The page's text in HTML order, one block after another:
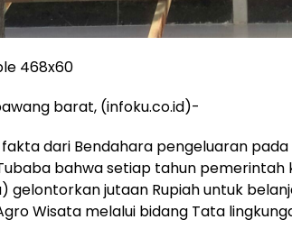
barat, (infoku.co.id)-
dari Bendahara pengeluaran pada
bahwa setiap tahun
gelontorkan jutaan Rupiah untuk
Wisata melalui bidang Tata